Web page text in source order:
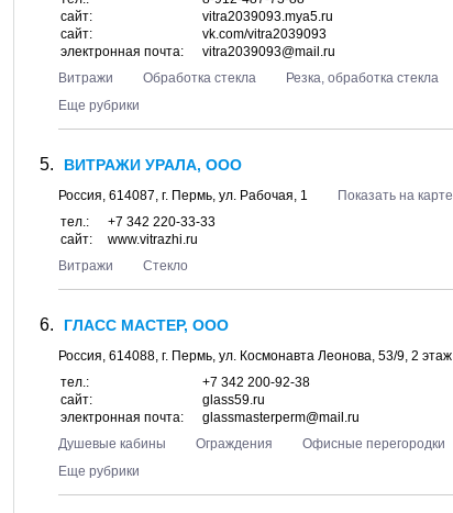
сайт:
vitra2039093.mya5.ru
сайт:
vk.com/vitra2039093
электронная почта:
vitra2039093@mail.ru
Витражи
Обработка стекла
Резка, обработка стекла
Еще рубрики
ВИТРАЖИ УРАЛА, ООО
Россия, 614087, г. Пермь, ул. Рабочая, 1
Показать на карте
тел.:
+7 342 220-33-33
сайт:
www.vitrazhi.ru
Витражи
Стекло
ГЛАСС МАСТЕР, ООО
Россия, 614088, г. Пермь, ул. Космонавта Леонова, 53/9, 2 этаж
тел.:
+7 342 200-92-38
сайт:
glass59.ru
электронная почта:
glassmasterperm@mail.ru
Душевые кабины
Ограждения
Офисные перегородки
Еще рубрики